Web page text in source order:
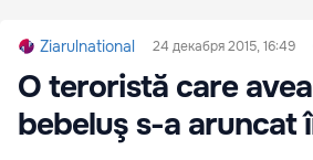
Ziarulnational 24 декабря 2015, 16:49
O teroristă care
bebeluş s-a aruncat